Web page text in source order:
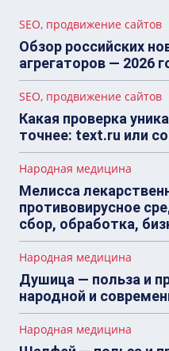
SEO, продвижение сайтов
Обзор российских
агрегаторов — 2026
SEO, продвижение сайтов
Какая проверка
точнее: text.ru или
Народная медицина
Мелисса
противовирусное
сбор, обработка,
Народная медицина
Душица — польза и
народной и
Народная медицина